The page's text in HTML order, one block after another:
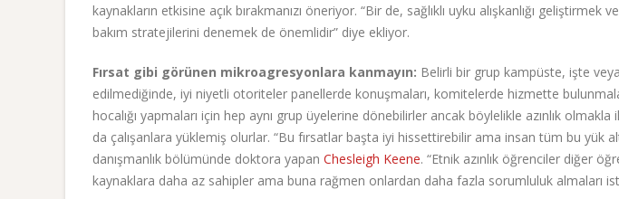
kaynakların etkisine açık bırakmanızı öneriyor. “Bir de, sağlıklı uyku alışkanlığı
bakım stratejilerini denemek de önemlidir” diye ekliyor.
Fırsat gibi görünen mikroagresyonlara kanmayın: Belirli bir grup kampüste, işte
edilmediğinde, iyi niyetli otoriteler panellerde konuşmaları, komitelerde hizmette
hocalığı yapmaları için hep aynı grup üyelerine dönebilirler ancak böylelikle azınlık
da çalışanlara yüklemiş olurlar. “Bu fırsatlar başta iyi hissettirebilir ama insan tüm bu yük
danışmanlık bölümünde doktora yapan Chesleigh Keene. “Etnik azınlık öğrenciler diğer
kaynaklara daha az sahipler ama buna rağmen onlardan daha fazla sorumluluk almaları